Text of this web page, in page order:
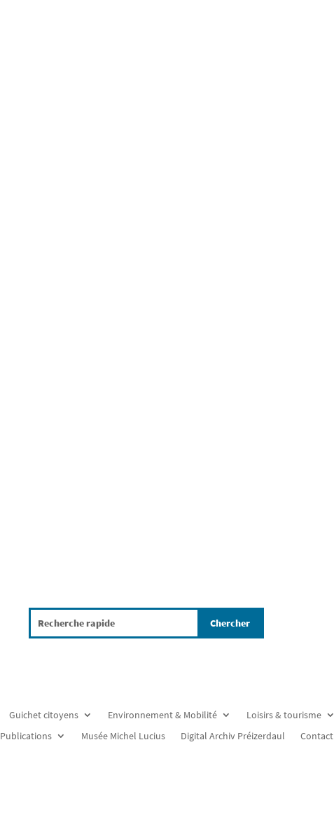
Guichet citoyens Environnement & Mobilité
Loisirs & tourisme
Publications Musée Michel Lucius Digital Archiv Préizerdaul Contact